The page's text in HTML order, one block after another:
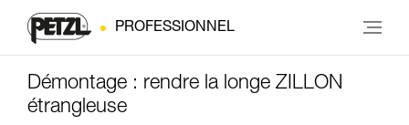
PROFESSIONNEL
Démontage : rendre la longe ZILLON
étrangleuse